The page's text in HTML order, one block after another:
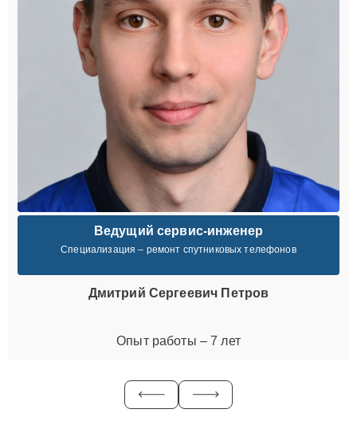
Ведущий сервис-инженер
Специализация – ремонт спутниковых телефонов
Дмитрий Сергеевич Петров
Опыт работы – 7 лет